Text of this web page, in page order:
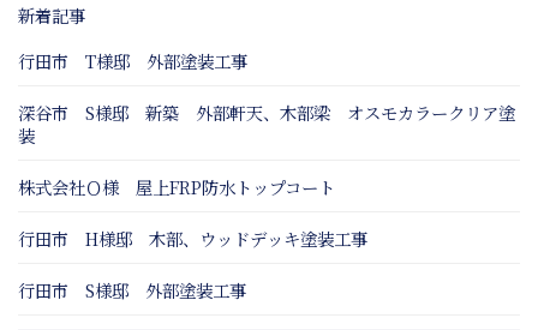
新着記事
行田市 T様邸 外部塗装工事
深谷市 S様邸 新築 外部軒天、木部梁 オスモカラークリア塗
装
株式会社Ｏ様 屋上FRP防水トップコート
行田市 H様邸 木部、ウッドデッキ塗装工事
行田市 S様邸 外部塗装工事